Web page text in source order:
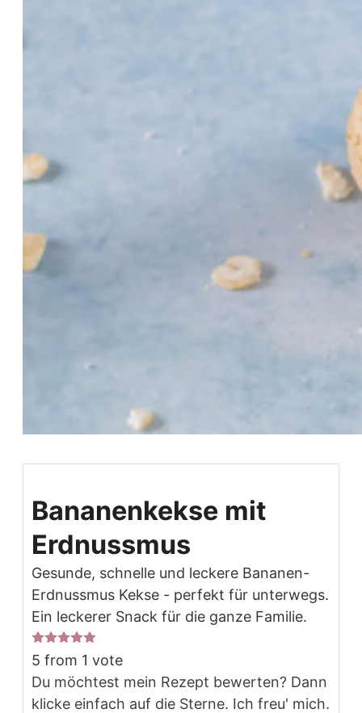
Bananenkekse mit
Erdnussmus
Gesunde, schnelle und leckere Bananen-
Erdnussmus Kekse - perfekt für unterwegs.
Ein leckerer Snack für die ganze Familie.
5 from 1 vote
Du möchtest mein Rezept bewerten? Dann
klicke einfach auf die Sterne. Ich freu' mich.